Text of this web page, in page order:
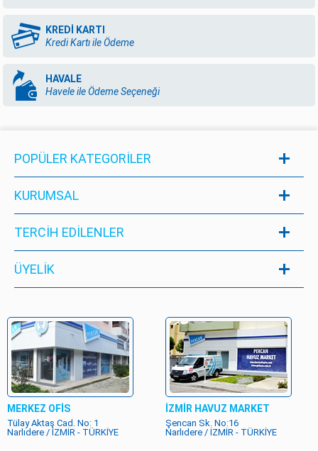
KREDİ KARTI
Kredi Kartı ile Ödeme
HAVALE
Havele ile Ödeme Seçeneği
POPÜLER KATEGORILER
KURUMSAL
TERCİH EDİLENLER
ÜYELIK
MERKEZ OFİS
Tülay Aktaş Cad. No: 1
Narlıdere / İZMİR - TÜRKİYE
İZMİR HAVUZ MARKET
Şencan Sk. No:16
Narlıdere / İZMİR - TÜRKİYE